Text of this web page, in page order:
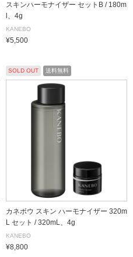
スキンハーモナイザー セットB / 180m
l、4g
KANEBO
¥5,500
SOLD OUT 送料無料
カネボウ スキン ハーモナイザー 320m
L セット / 320mL、4g
KANEBO
¥8,800